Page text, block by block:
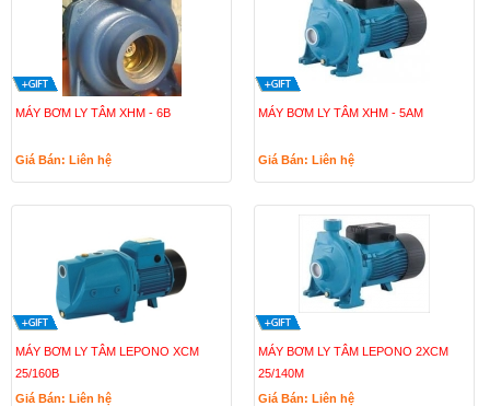
MÁY BƠM LY TÂM XHM - 6B
Giá Bán: Liên hệ
MÁY BƠM LY TÂM XHM - 5AM
Giá Bán: Liên hệ
MÁY BƠM LY TÂM LEPONO XCM
25/160B
Giá Bán: Liên hệ
MÁY BƠM LY TÂM LEPONO 2XCM
25/140M
Giá Bán: Liên hệ